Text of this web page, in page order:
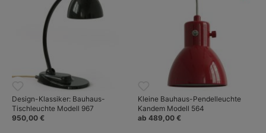
Design-Klassiker: Bauhaus-
Tischleuchte Modell 967
950,00 €
Kleine Bauhaus-Pendelleuchte
Kandem Modell 564
ab 489,00 €